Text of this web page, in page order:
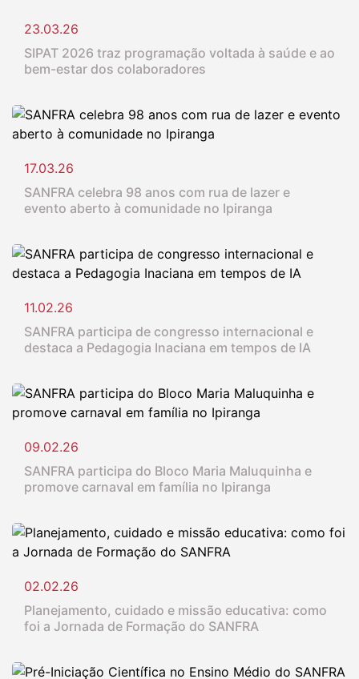
23.03.26
SIPAT 2026 traz programação voltada à saúde e ao
bem-estar dos colaboradores
17.03.26
SANFRA celebra 98 anos com rua de lazer e
evento aberto à comunidade no Ipiranga
11.02.26
SANFRA participa de congresso internacional e
destaca a Pedagogia Inaciana em tempos de IA
09.02.26
SANFRA participa do Bloco Maria Maluquinha e
promove carnaval em família no Ipiranga
02.02.26
Planejamento, cuidado e missão educativa: como
foi a Jornada de Formação do SANFRA